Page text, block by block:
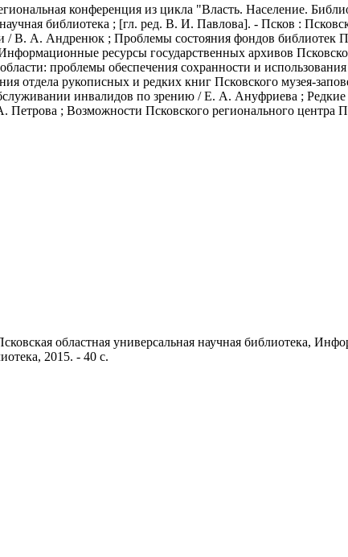
конференция из цикла "Власть. Население.
библиотека ; [гл. ред. В. И. Павлова]. - Псков :
В. А. Андренюк ; Проблемы состояния фондов библиотек
ресурсы государственных архивов
проблемы обеспечения сохранности и
отдела рукописных и редких книг Псковского музея-
инвалидов по зрению / Е. А. Ануфриева ;
; Возможности Псковского регионального центра
областная универсальная научная библиотека,
2015. - 40 с.